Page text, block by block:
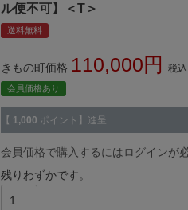
ル便不可】＜T＞
送料無料
きもの町価格 110,000 税込
会員価格あり
【 1,000 ポイント】進呈
会員価格で購入するにはログインが
残りわずかです。